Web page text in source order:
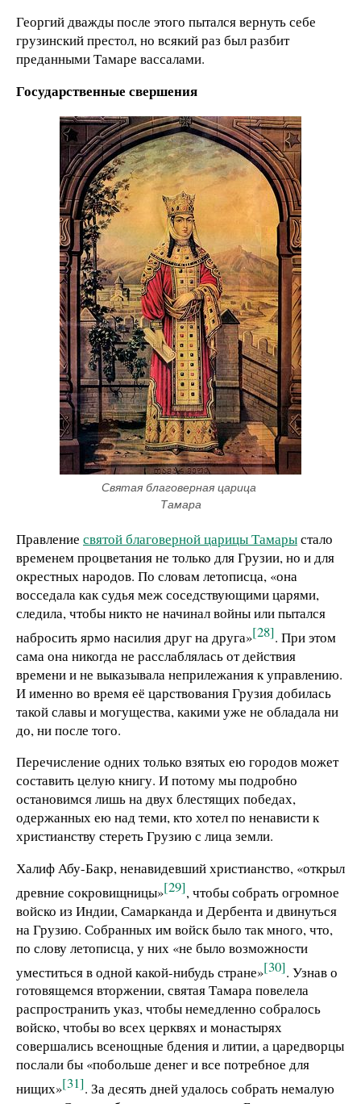
Георгий дважды после этого пытался вернуть себе
грузинский престол, но всякий раз был разбит
преданными Тамаре вассалами.
Государственные свершения
Святая благоверная царица
Тамара
Правление святой благоверной царицы Тамарыстало
временем процветания не только для Грузии, но и для
окрестных народов. По словам летописца, «она
восседала как судья меж соседствующими царями,
следила, чтобы никто не начинал войны или пытался
набросить ярмо насилия друг на друга»[28]. При этом
сама она никогда не расслаблялась от действия
времени и не выказывала неприлежания к управлению.
И именно во время её царствования Грузия добилась
такой славы и могущества, какими уже не обладала ни
до, ни после того.
Перечисление одних только взятых ею городов может
составить целую книгу. И потому мы подробно
остановимся лишь на двух блестящих победах,
одержанных ею над теми, кто хотел по ненависти к
христианству стереть Грузию с лица земли.
Халиф Абу-Бакр, ненавидевший христианство, «открыл
древние сокровищницы»[29], чтобы собрать огромное
войско из Индии, Самарканда и Дербента и двинуться
на Грузию. Собранных им войск было так много, что,
по слову летописца, у них «не было возможности
уместиться в одной какой-нибудь стране»[30]. Узнав о
готовящемся вторжении, святая Тамара повелела
распространить указ, чтобы немедленно собралось
войско, чтобы во всех церквях и монастырях
совершались всенощные бдения и литии, а царедворцы
послали бы «побольше денег и все потребное для
нищих»[31]. За десять дней удалось собрать немалую